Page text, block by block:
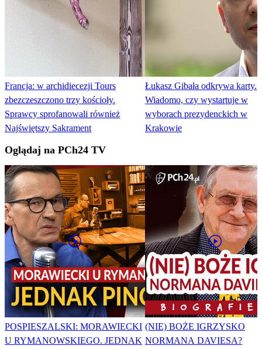
Francja: w archidiecezji Tours
zbezczeszczono trzy kościoły.
Sprawcy sprofanowali również
Najświętszy Sakrament
Łukasz Gibała odkrywa karty.
Wiadomo, czy wystartuje w
wyborach prezydenckich w
Krakowie
Oglądaj na PCh24 TV
POSPIESZALSKI: MORAWIECKI
U RYMANOWSKIEGO. JEDNAK
(NIE) BOŻE IGRZYSKO
NORMANA DAVIESA?